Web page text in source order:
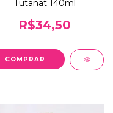
Tutanat 140ml
R$34,50